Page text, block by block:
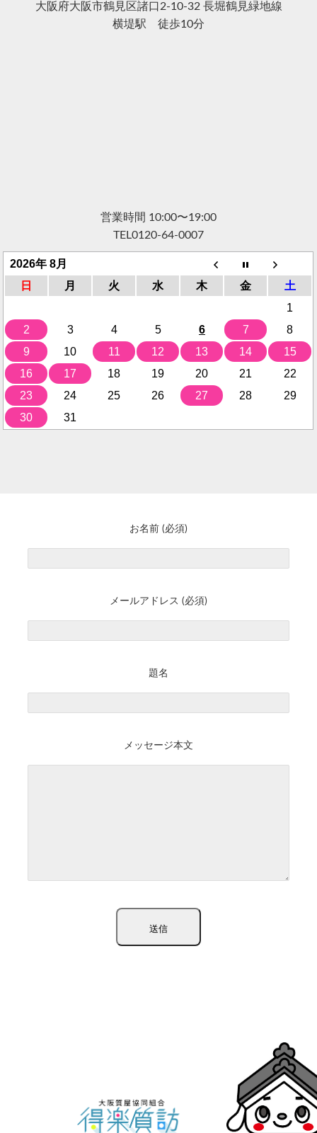
大阪府大阪市鶴見区諸口2-10-32 長堀鶴見緑地線
横堤駅 徒歩10分
営業時間 10:00〜19:00
TEL0120-64-0007
2026年 8月
日
月 火 水 木 金
土
1
2
3 4 5 6 7
8
9
10 11 12 13 14
15
16
17 18 19 20 21
22
23
24 25 26 27 28
29
30
31
お名前 (必須)
メールアドレス (必須)
題名
メッセージ本文